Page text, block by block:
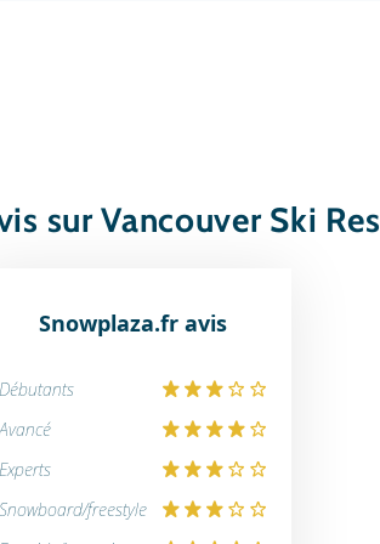
sur Vancouver Ski
Snowplaza.fr avis
Débutants
Avancé
Experts
Snowboard/freestyle